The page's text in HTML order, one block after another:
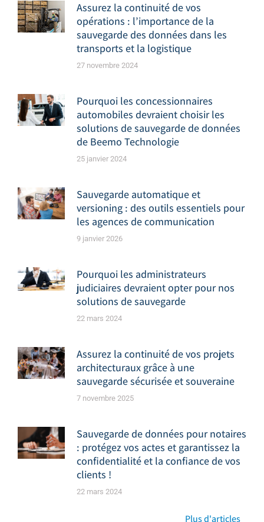
Assurez la continuité de vos
opérations : l’importance de la
sauvegarde des données dans les
transports et la logistique
27 novembre 2024
Pourquoi les concessionnaires
automobiles devraient choisir les
solutions de sauvegarde de données
de Beemo Technologie
25 janvier 2024
Sauvegarde automatique et
versioning : des outils essentiels pour
les agences de communication
9 janvier 2026
Pourquoi les administrateurs
judiciaires devraient opter pour nos
solutions de sauvegarde
22 mars 2024
Assurez la continuité de vos projets
architecturaux grâce à une
sauvegarde sécurisée et souveraine
7 novembre 2025
Sauvegarde de données pour notaires
: protégez vos actes et garantissez la
confidentialité et la confiance de vos
clients !
22 mars 2024
Plus d'articles